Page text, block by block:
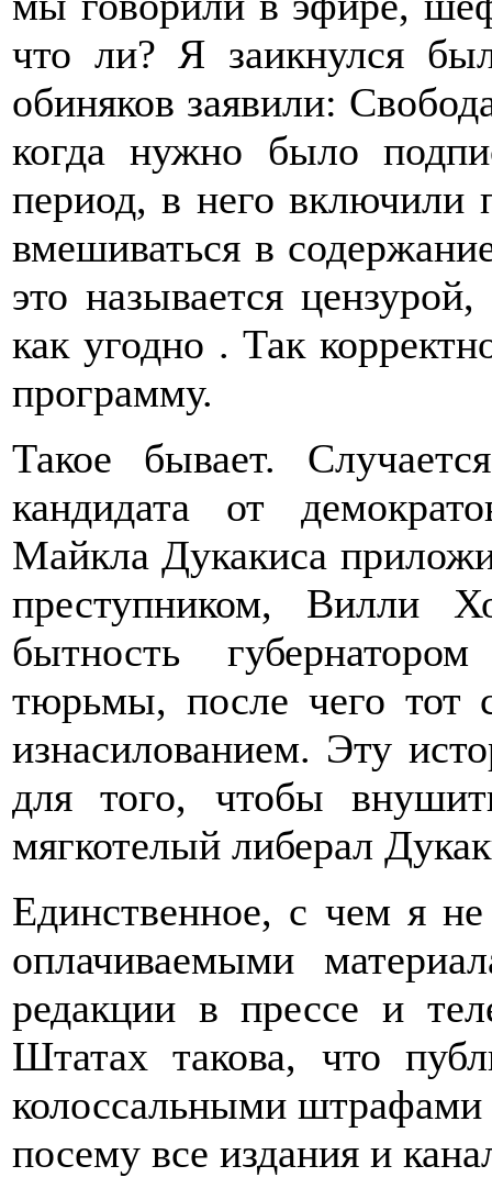
что ли? Я заикнулся
обиняков заявили:
когда нужно было
период, в него включили
вмешиваться в
это называется
как угодно . Так
программу.
Такое бывает.
кандидата от
Майкла Дукакиса
преступником, Вилли
бытность
тюрьмы, после чего тот
изнасилованием. Эту
для того, чтобы
мягкотелый либерал
Единственное, с чем я
оплачиваемыми
редакции в прессе и
Штатах такова, что
колоссальными штрафами
посему все издания и